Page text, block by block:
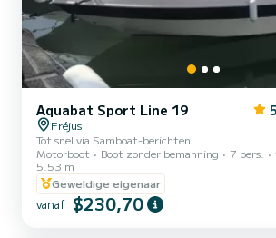
Aquabat Sport Line 19
Fréjus
Tot snel via Samboat-berichten!
Motorboot
Boot zonder bemanning 7 pers.
5.53 m
Geweldige eigenaar
vanaf $230,70